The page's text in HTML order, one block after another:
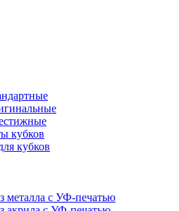
кубков
кубков
металла с УФ-печатью